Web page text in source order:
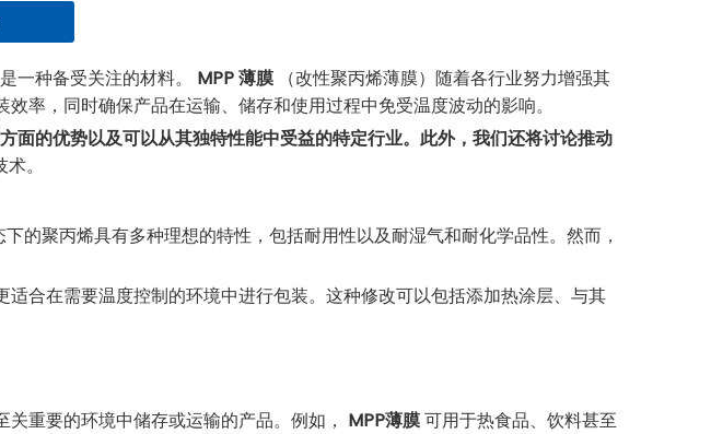
一种备受关注的材料。 MPP 薄膜 （改性聚丙烯薄膜）随着各行业努力增强其
率，同时确保产品在运输、储存和使用过程中免受温度波动的影响。
面的优势以及可以从其独特性能中受益的特定行业。此外，我们还将讨论推动
。
的聚丙烯具有多种理想的特性，包括耐用性以及耐湿气和耐化学品性。然而，
合在需要温度控制的环境中进行包装。这种修改可以包括添加热涂层、与其
重要的环境中储存或运输的产品。例如， MPP薄膜可用于热食品、饮料甚至